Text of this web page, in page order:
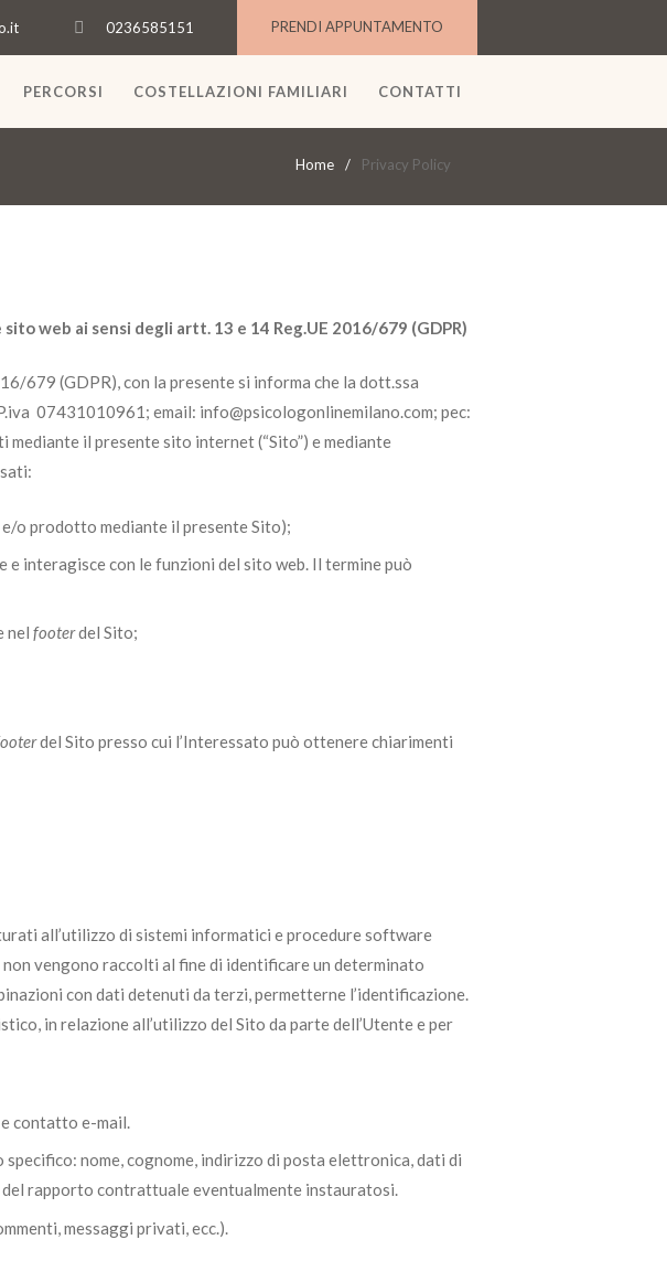
0236585151 PRENDI APPUNTAMENTO
PERCORSI COSTELLAZIONI FAMILIARI CONTATTI
Home Privacy Policy
web ai sensi degli artt. 13 e 14 Reg.UE 2016/679 (GDPR)
679 (GDPR), con la presente si informa che la dott.ssa
07431010961; email: info@psicologonlinemilano.com; pec:
il presente sito internet (“Sito”) e mediante
o prodotto mediante il presente Sito);
interagisce con le funzioni del sito web. Il termine può
nel footerdel Sito;
del Sito presso cui l’Interessato può ottenere chiarimenti
all’utilizzo di sistemi informatici e procedure software
vengono raccolti al fine di identificare un determinato
con dati detenuti da terzi, permetterne l’identificazione.
in relazione all’utilizzo del Sito da parte dell’Utente e per
contatto e-mail.
nome, cognome, indirizzo di posta elettronica, dati di
rapporto contrattuale eventualmente instauratosi.
messaggi privati, ecc.).